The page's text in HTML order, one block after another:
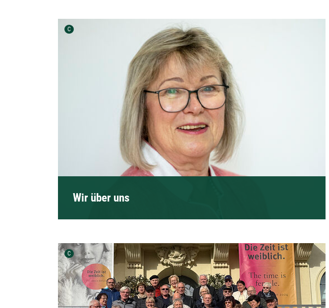
C
Wir über uns
C Urheber der Grafik: